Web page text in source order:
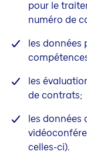
pour le
numéro de
les données
les
de contrats;
les données
celles-ci).